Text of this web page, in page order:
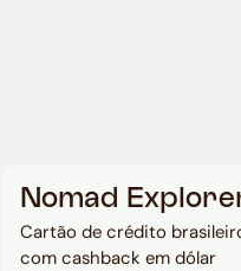
Nomad
Cartão de crédito
com cashback em dólar